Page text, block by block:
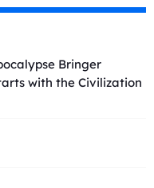
Bringer
with the Civilization